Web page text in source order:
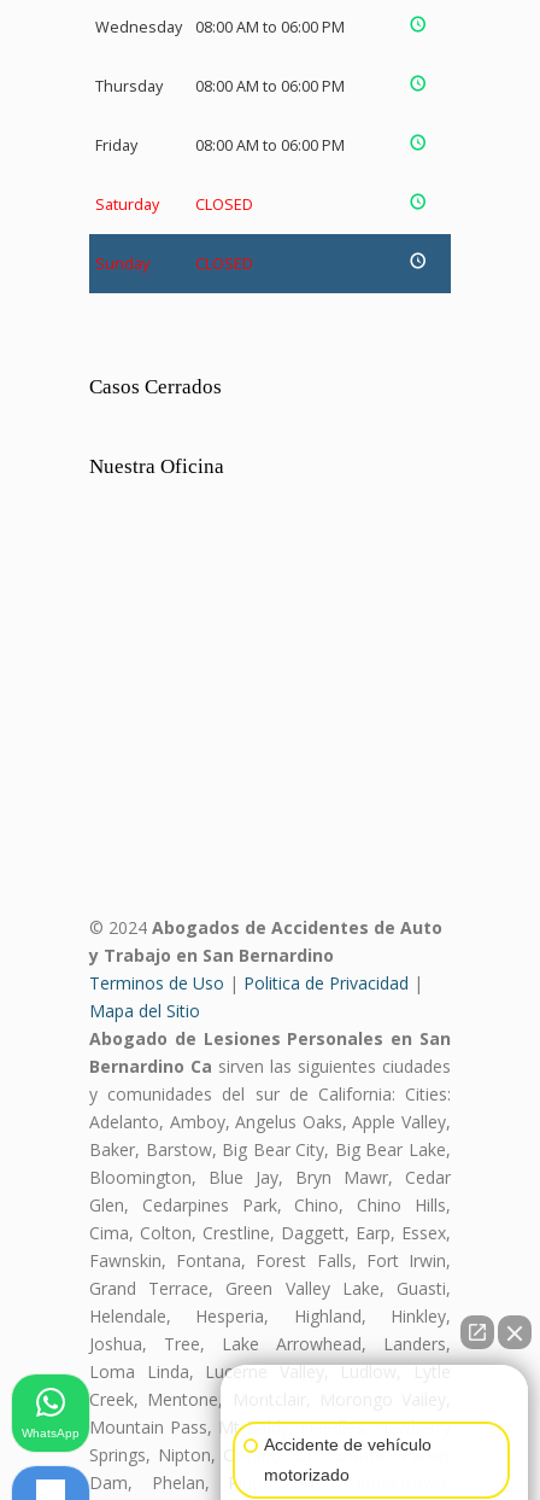
Wednesday 08:00 AM to 06:00 PM
Thursday 08:00 AM to 06:00 PM
Friday 08:00 AM to 06:00 PM
Saturday CLOSED
Sunday CLOSED
Casos Cerrados
Nuestra Oficina
© 2024 Abogados de Accidentes de Auto
y Trabajo en San Bernardino
Terminos de Uso | Politica de Privacidad |
Mapa del Sitio
Abogado de Lesiones Personales en San
Bernardino Ca sirven las siguientes ciudades
y comunidades del sur de California: Cities:
Adelanto, Amboy, Angelus Oaks, Apple Valley,
Baker, Barstow, Big Bear City, Big Bear Lake,
Bloomington, Blue Jay, Bryn Mawr, Cedar
Glen, Cedarpines Park, Chino, Chino Hills,
Cima, Colton, Crestline, Daggett, Earp, Essex,
Fawnskin, Fontana, Forest Falls, Fort Irwin,
Grand Terrace, Green Valley Lake, Guasti,
Helendale, Hesperia, Highland, Hinkley,
Joshua, Tree, Lake Arrowhead, Landers,
Loma Linda, Lucerne Valley, Ludlow, Lytle
Creek, Mentone, Montclair, Morongo Valley,
Mountain Pass, Mt Baldy, Needles, Newberry
Springs, Nipton, Ontario, Oro Grande, Parker
Dam, Phelan, Pinon Hills, Pioneertown,
Accidente de vehículo
motorizado
WhatsApp